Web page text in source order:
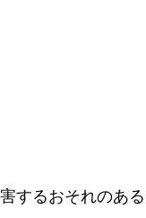
するおそれのあ